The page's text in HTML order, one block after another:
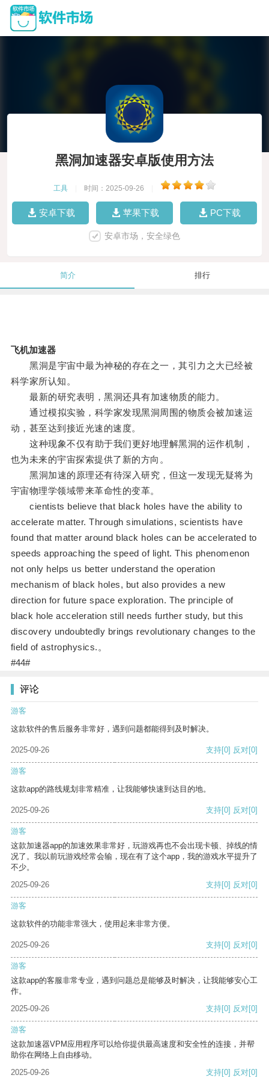
黑洞加速器安卓版使用方法
工具 时间：2025-09-26
安卓下载 苹果下载 PC下载
安卓市场，安全绿色
简介 排行
飞机加速器
黑洞是宇宙中最为神秘的存在之一，其引力之大已经被
科学家所认知。
最新的研究表明，黑洞还具有加速物质的能力。
通过模拟实验，科学家发现黑洞周围的物质会被加速运
动，甚至达到接近光速的速度。
这种现象不仅有助于我们更好地理解黑洞的运作机制，
也为未来的宇宙探索提供了新的方向。
黑洞加速的原理还有待深入研究，但这一发现无疑将为
宇宙物理学领域带来革命性的变革。
cientists believe that black holes have the ability to
accelerate matter. Through simulations, scientists have
found that matter around black holes can be accelerated to
speeds approaching the speed of light. This phenomenon
not only helps us better understand the operation
mechanism of black holes, but also provides a new
direction for future space exploration. The principle of
black hole acceleration still needs further study, but this
discovery undoubtedly brings revolutionary changes to the
field of astrophysics.。
#44#
评论
游客
这款软件的售后服务非常好，遇到问题都能得到及时解决。
2025-09-26 支持[0] 反对[0]
游客
这款app的路线规划非常精准，让我能够快速到达目的地。
2025-09-26 支持[0] 反对[0]
游客
这款加速器app的加速效果非常好，玩游戏再也不会出现卡顿、掉线的情
况了。我以前玩游戏经常会输，现在有了这个app，我的游戏水平提升了
不少。
2025-09-26
支持[0] 反对[0]
游客
这款软件的功能非常强大，使用起来非常方便。
2025-09-26 支持[0] 反对[0]
游客
这款app的客服非常专业，遇到问题总是能够及时解决，让我能够安心工
作。
2025-09-26
支持[0] 反对[0]
游客
这款加速器VPM应用程序可以给你提供最高速度和安全性的连接，并帮
助你在网络上自由移动。
2025-09-26
支持[0] 反对[0]